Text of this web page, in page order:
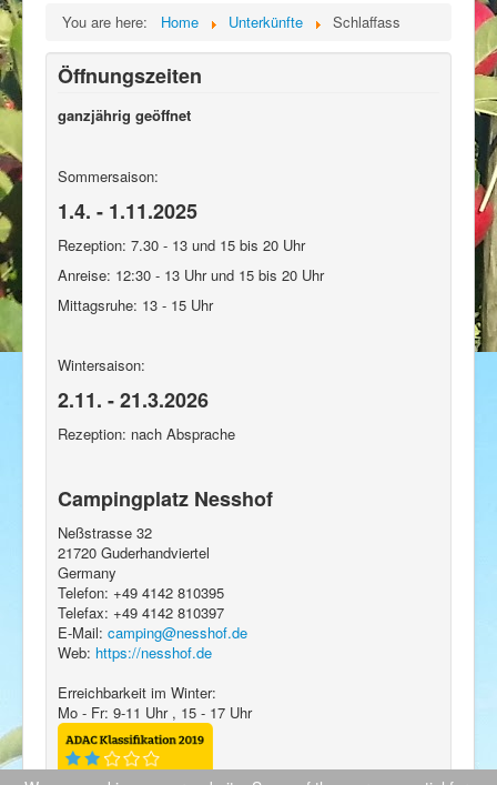
You are here: Home Unterkünfte Schlaffass
Öffnungszeiten
ganzjährig geöffnet
Sommersaison:
1.4. - 1.11.2025
Rezeption: 7.30 - 13 und 15 bis 20 Uhr
Anreise: 12:30 - 13 Uhr und 15 bis 20 Uhr
Mittagsruhe: 13 - 15 Uhr
Wintersaison:
2.11. - 21.3.2026
Rezeption: nach Absprache
Campingplatz Nesshof
Neßstrasse 32
21720 Guderhandviertel
Germany
Telefon: +49 4142 810395
Telefax: +49 4142 810397
E-Mail: camping@nesshof.de
Web: https://nesshof.de
Erreichbarkeit im Winter:
Mo - Fr: 9-11 Uhr , 15 - 17 Uhr